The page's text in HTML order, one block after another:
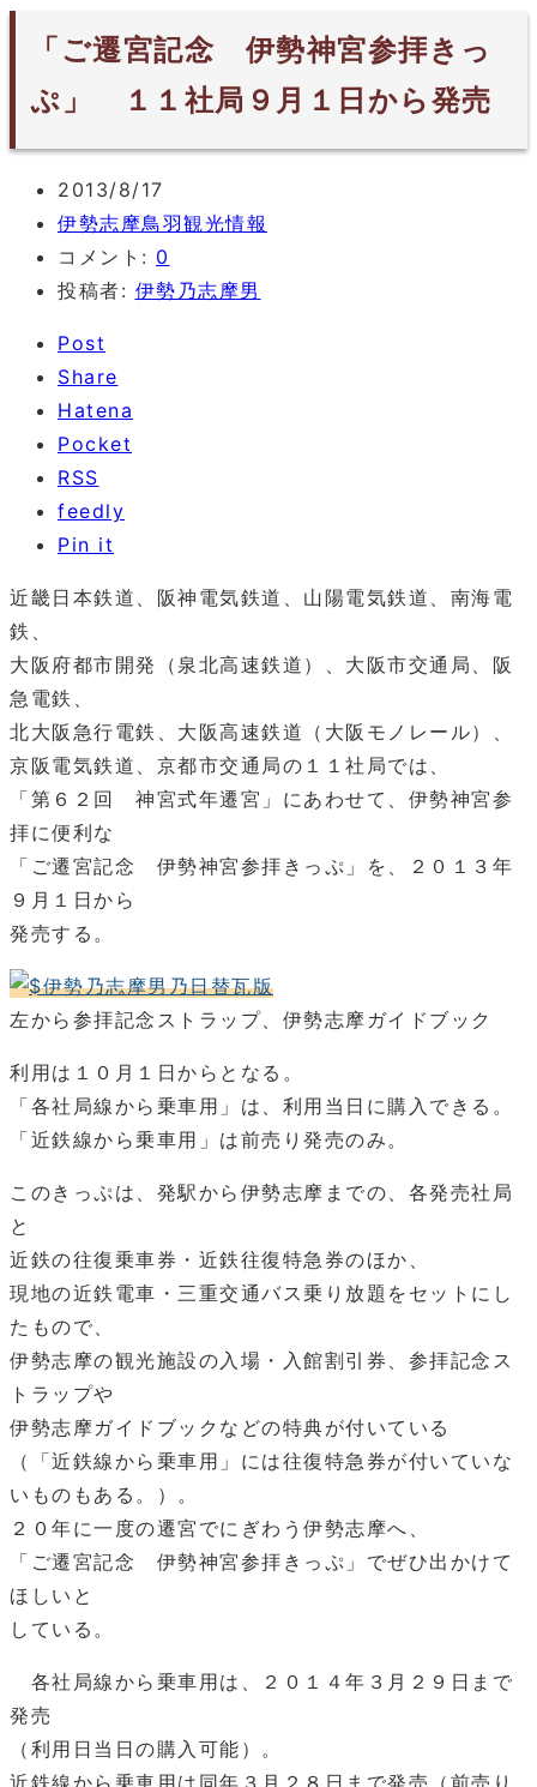
「ご遷宮記念 伊勢神宮参拝きっ
ぷ」 １１社局９月１日から発売
2013/8/17
伊勢志摩鳥羽観光情報
コメント: 0
投稿者: 伊勢乃志摩男
Post
Share
Hatena
Pocket
RSS
feedly
Pin it
近畿日本鉄道、阪神電気鉄道、山陽電気鉄道、南海電
鉄、
大阪府都市開発（泉北高速鉄道）、大阪市交通局、阪
急電鉄、
北大阪急行電鉄、大阪高速鉄道（大阪モノレール）、
京阪電気鉄道、京都市交通局の１１社局では、
「第６２回 神宮式年遷宮」にあわせて、伊勢神宮参
拝に便利な
「ご遷宮記念 伊勢神宮参拝きっぷ」を、２０１３年
９月１日から
発売する。
左から参拝記念ストラップ、伊勢志摩ガイドブック
利用は１０月１日からとなる。
「各社局線から乗車用」は、利用当日に購入できる。
「近鉄線から乗車用」は前売り発売のみ。
このきっぷは、発駅から伊勢志摩までの、各発売社局
と
近鉄の往復乗車券・近鉄往復特急券のほか、
現地の近鉄電車・三重交通バス乗り放題をセットにし
たもので、
伊勢志摩の観光施設の入場・入館割引券、参拝記念ス
トラップや
伊勢志摩ガイドブックなどの特典が付いている
（「近鉄線から乗車用」には往復特急券が付いていな
いものもある。）。
２０年に一度の遷宮でにぎわう伊勢志摩へ、
「ご遷宮記念 伊勢神宮参拝きっぷ」でぜひ出かけて
ほしいと
している。
各社局線から乗車用は、２０１４年３月２９日まで
発売
（利用日当日の購入可能）。
近鉄線から乗車用は同年３月２８日まで発売（前売り